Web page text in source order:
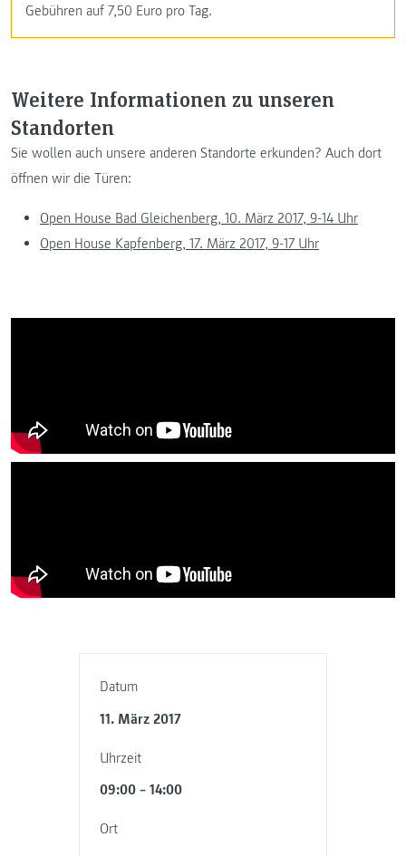
Datum
11. März 2017
Uhrzeit
09:00 – 14:00
Ort
Gebühren auf 7,50 Euro pro Tag.
Weitere Informationen zu unseren
Standorten
Sie wollen auch unsere anderen Standorte erkunden? Auch dort
öffnen wir die Türen:
Open House Bad Gleichenberg, 10. März 2017, 9-14 Uhr
Open House Kapfenberg, 17. März 2017, 9-17 Uhr